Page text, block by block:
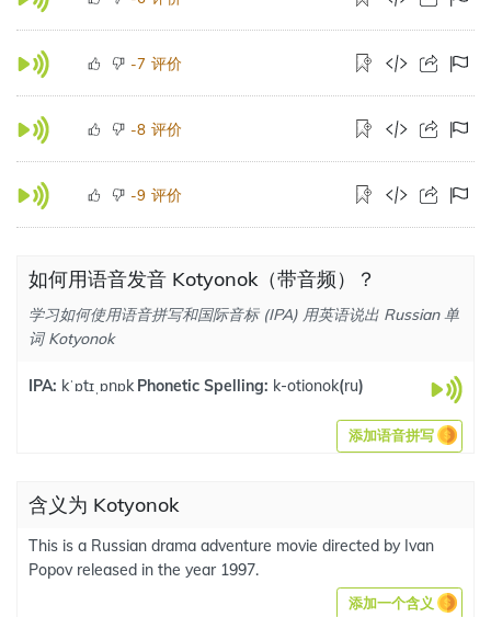
-7 评价
-8 评价
-9 评价
如何用语音发音 Kotyonok（带音频）？
学习如何使用语音拼写和国际音标 (IPA) 用英语说出 Russian 单
词 Kotyonok
IPA: kˈɒtɪˌɒnɒk Phonetic Spelling: k-otionok(ru)
添加语音拼写
含义为 Kotyonok
This is a Russian drama adventure movie directed by Ivan
Popov released in the year 1997.
添加一个含义